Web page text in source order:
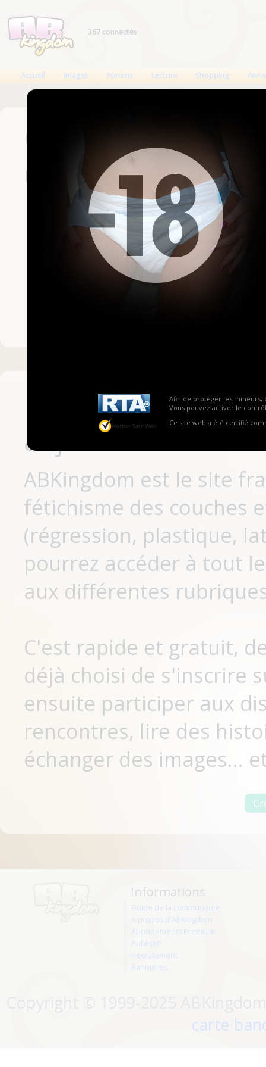
Afin de protéger les mineurs,
Vous pouvez activer le
Ce site web a été certifié
367 connectés
Accueil Images Forums Lecture Shopping
Connexion
Un compte est
Nom d'utilisateur
Mot de passe
Pas encore
aujourd'hui
ABKingdom est le site
fétichisme des couches
(régression, plastique,
pourrez accéder à tout
aux différentes
C'est rapide et gratuit,
déjà choisi de s'inscrire
ensuite participer aux
rencontres, lire des
échanger des images...
Informations
Guide de la communauté
A propos d'ABKingdom
Abonnements Premium
Publicité
Recrutement
Bannières
carte